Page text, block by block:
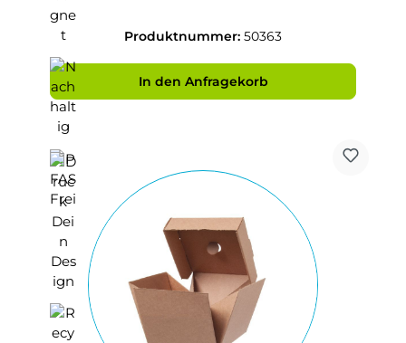
Produktnummer: 50363
In den Anfragekorb